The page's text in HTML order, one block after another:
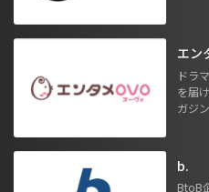
エン
ドラ
を届
ガジン
b.
BtoB